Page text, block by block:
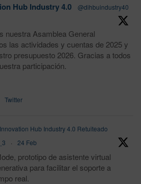
Hub Industry 4.0
@dihbuindustry40
nuestra Asamblea General
las actividades y cuentas de 2025 y
presupuesto 2026. Gracias a todos
participación.
Twitter
Hub Industry 4.0 Retuiteado
· 24 Feb
prototipo de asistente virtual
para facilitar el soporte a
real.